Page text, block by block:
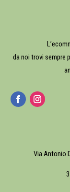
da noi trovi sempre
Via Antonio